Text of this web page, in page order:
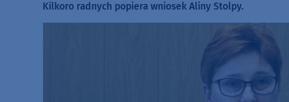
Kilkoro radnych popiera wniosek Aliny Stolpy.